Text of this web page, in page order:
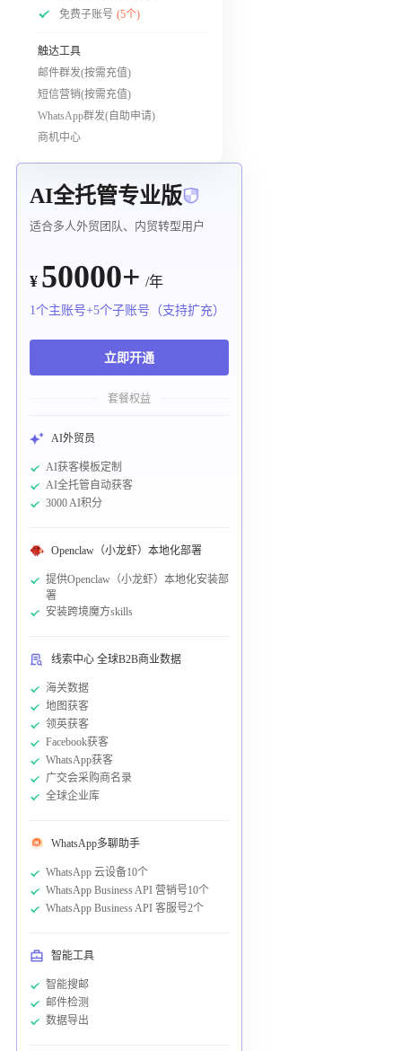
免费子账号 (5个)
触达工具
邮件群发(按需充值)
短信营销(按需充值)
WhatsApp群发(自助申请)
商机中心
AI全托管专业版
适合多人外贸团队、内贸转型用户
¥ 50000+ /年
1个主账号+5个子账号（支持扩充）
立即开通
套餐权益
AI外贸员
AI获客模板定制
AI全托管自动获客
3000 AI积分
Openclaw（小龙虾）本地化部署
提供Openclaw（小龙虾）本地化安装部
署
安装跨境魔方skills
线索中心 全球B2B商业数据
海关数据
地图获客
领英获客
Facebook获客
WhatsApp获客
广交会采购商名录
全球企业库
WhatsApp多聊助手
WhatsApp 云设备10个
WhatsApp Business API 营销号10个
WhatsApp Business API 客服号2个
智能工具
智能搜邮
邮件检测
数据导出